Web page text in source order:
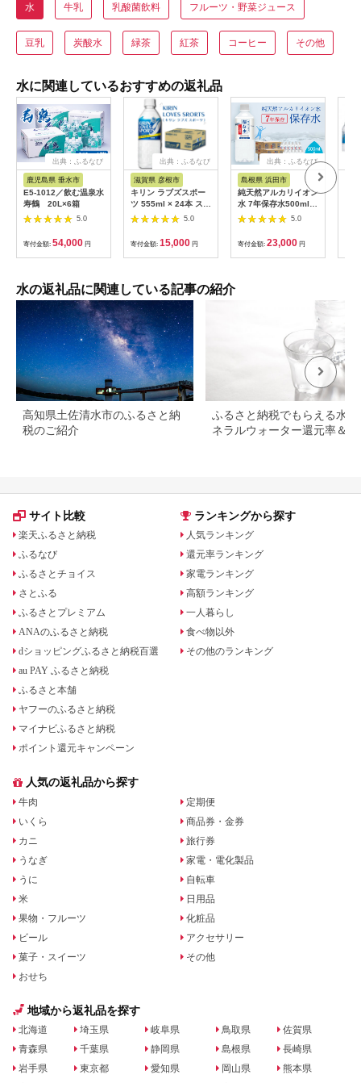
水 牛乳 乳酸菌飲料 フルーツ・野菜ジュース
豆乳 炭酸水 緑茶 紅茶 コーヒー その他
水に関連しているおすすめの返礼品
出典：ふるなび
鹿児島県 垂水市
E5-1012／飲む温泉水
寿鶴 20L×6箱
5.0
寄付金額: 54,000 円
出典：ふるなび
滋賀県 彦根市
キリン ラブズスポー
ツ 555ml × 24本 スポ
ーツドリンク
5.0
寄付金額: 15,000 円
出典：ふるなび
島根県 浜田市
純天然アルカリイオン
水 7年保存水500ml
24本入 2箱 ミネラル
ウォーター 軟水 水 長
期保存 飲料水 防災 備
蓄 備蓄水 非常用 保存
用 防災用 国産 天然水
5.0
寄付金額: 23,000 円
水の返礼品に関連している記事の紹介
高知県土佐清水市のふるさと納
税のご紹介
ふるさと納税でもらえる水・
ネラルウォーター還元率＆レ
サイト比較
楽天ふるさと納税
ふるなび
ふるさとチョイス
さとふる
ふるさとプレミアム
ANAのふるさと納税
dショッピングふるさと納税百選
au PAY ふるさと納税
ふるさと本舗
ヤフーのふるさと納税
マイナビふるさと納税
ポイント還元キャンペーン
ランキングから探す
人気ランキング
還元率ランキング
家電ランキング
高額ランキング
一人暮らし
食べ物以外
その他のランキング
人気の返礼品から探す
牛肉
いくら
カニ
うなぎ
うに
米
果物・フルーツ
ビール
菓子・スイーツ
おせち
定期便
商品券・金券
旅行券
家電・電化製品
自転車
日用品
化粧品
アクセサリー
その他
地域から返礼品を探す
北海道
青森県
岩手県
埼玉県
千葉県
東京都
岐阜県
静岡県
愛知県
鳥取県
島根県
岡山県
佐賀県
長崎県
熊本県